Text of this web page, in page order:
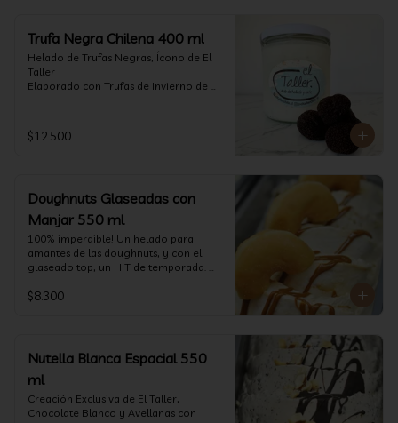
Trufa Negra Chilena 400 ml
Helado de Trufas Negras, Ícono de El
Taller
Elaborado con Trufas de Invierno de
cremoso y con un delicado proceso
para obtener una experiencia
esta Edición es muy Limitada,
aproveche ya de vivir esta fantástica
experiencia!!
Ya disponible en www.eltallerchile.cl
$12.500
Doughnuts Glaseadas con
Manjar 550 ml
100% imperdible! Un helado para
amantes de las doughnuts, y con el
glaseado top, un HIT de temporada.
$8.300
Nutella Blanca Espacial 550
ml
Creación Exclusiva de El Taller,
Chocolate Blanco y Avellanas con